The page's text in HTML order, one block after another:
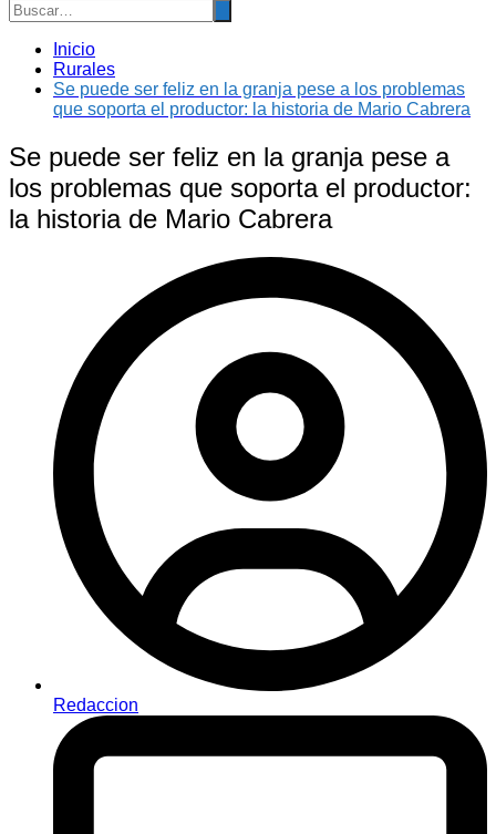
Inicio
Rurales
Se puede ser feliz en la granja pese a los problemas
que soporta el productor: la historia de Mario Cabrera
Se puede ser feliz en la granja pese a
los problemas que soporta el productor:
la historia de Mario Cabrera
Redaccion